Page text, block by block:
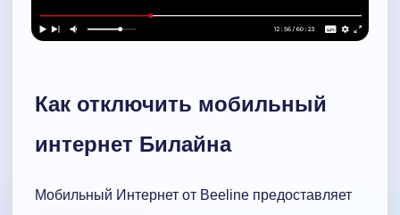
Как отключить мобильный
интернет Билайна
Мобильный Интернет от Beeline предоставляет